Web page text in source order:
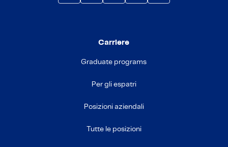
Carriere
Graduate programs
Per gli espatri
Posizioni aziendali
Tutte le posizioni